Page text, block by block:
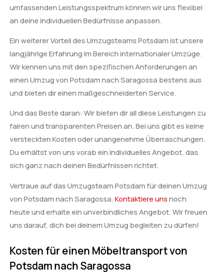
umfassenden Leistungsspektrum können wir uns flexibel
an deine individuellen Bedürfnisse anpassen.
Ein weiterer Vorteil des Umzugsteams Potsdam ist unsere
langjährige Erfahrung im Bereich internationaler Umzüge.
Wir kennen uns mit den spezifischen Anforderungen an
einen Umzug von Potsdam nach Saragossa bestens aus
und bieten dir einen maßgeschneiderten Service.
Und das Beste daran: Wir bieten dir all diese Leistungen zu
fairen und transparenten Preisen an. Bei uns gibt es keine
versteckten Kosten oder unangenehme Überraschungen.
Du erhältst von uns vorab ein individuelles Angebot, das
sich ganz nach deinen Bedürfnissen richtet.
Vertraue auf das Umzugsteam Potsdam für deinen Umzug
von Potsdam nach Saragossa.Kontaktiere unsnoch
heute und erhalte ein unverbindliches Angebot. Wir freuen
uns darauf, dich bei deinem Umzug begleiten zu dürfen!
Kosten für einen Möbeltransport von
Potsdam nach Saragossa